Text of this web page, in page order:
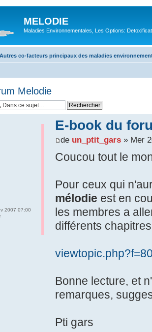
MELODIE
Maladies Environnementales, Les Options:
Autres co-facteurs principaux des maladies
Melodie
E-book du
de un_ptit_gars» Mer
Coucou tout le
Pour ceux qui
mélodie est en
les membres a
différents
Bonne lecture, et
remarques,
Pti gars
2007 07:00